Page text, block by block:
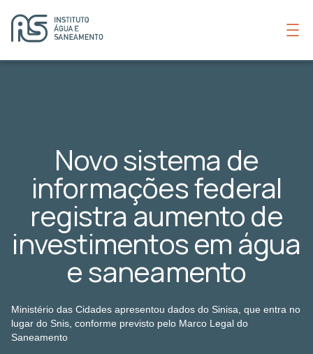
Novo sistema de
informações federal
registra aumento de
investimentos em água
e saneamento
Ministério das Cidades apresentou dados do Sinisa, que entra no
lugar do Snis, conforme previsto pelo Marco Legal do
Saneamento